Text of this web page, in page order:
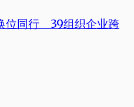
位同行 39组织企业跨